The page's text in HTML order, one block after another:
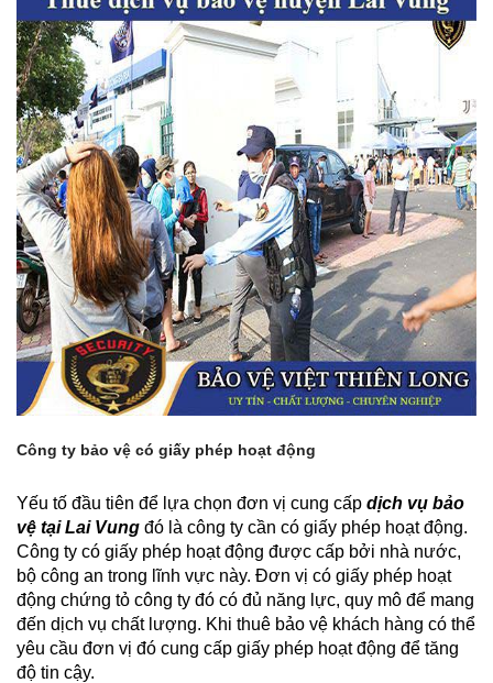
Công ty bảo vệ có giấy phép hoạt động
Yếu tố đầu tiên để lựa chọn đơn vị cung cấp dịch vụ bảo
vệ tại Lai Vung đó là công ty cần có giấy phép hoạt động.
Công ty có giấy phép hoạt động được cấp bởi nhà nước,
bộ công an trong lĩnh vực này. Đơn vị có giấy phép hoạt
động chứng tỏ công ty đó có đủ năng lực, quy mô để mang
đến dịch vụ chất lượng. Khi thuê bảo vệ khách hàng có thể
yêu cầu đơn vị đó cung cấp giấy phép hoạt động để tăng
độ tin cậy.